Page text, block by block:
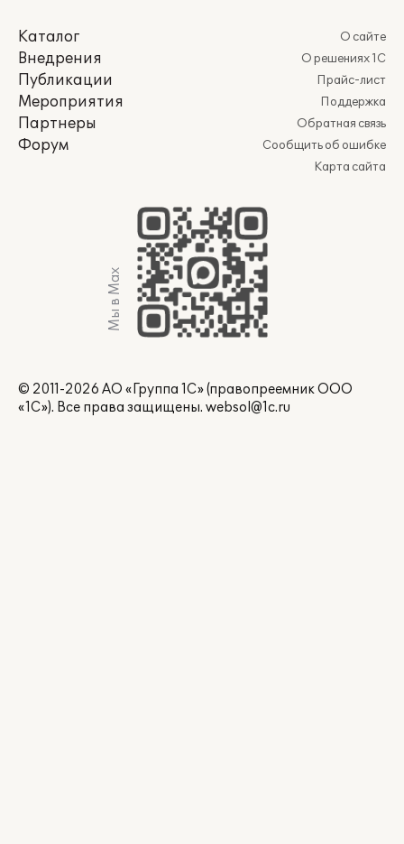
Каталог
Внедрения
Публикации
Мероприятия
Партнеры
Форум
О сайте
О решениях 1С
Прайс-лист
Поддержка
Обратная связь
Сообщить об ошибке
Карта сайта
Мы в Max
© 2011-2026 АО «Группа 1С» (правопреемник ООО
«1С»). Все права защищены. websol@1c.ru